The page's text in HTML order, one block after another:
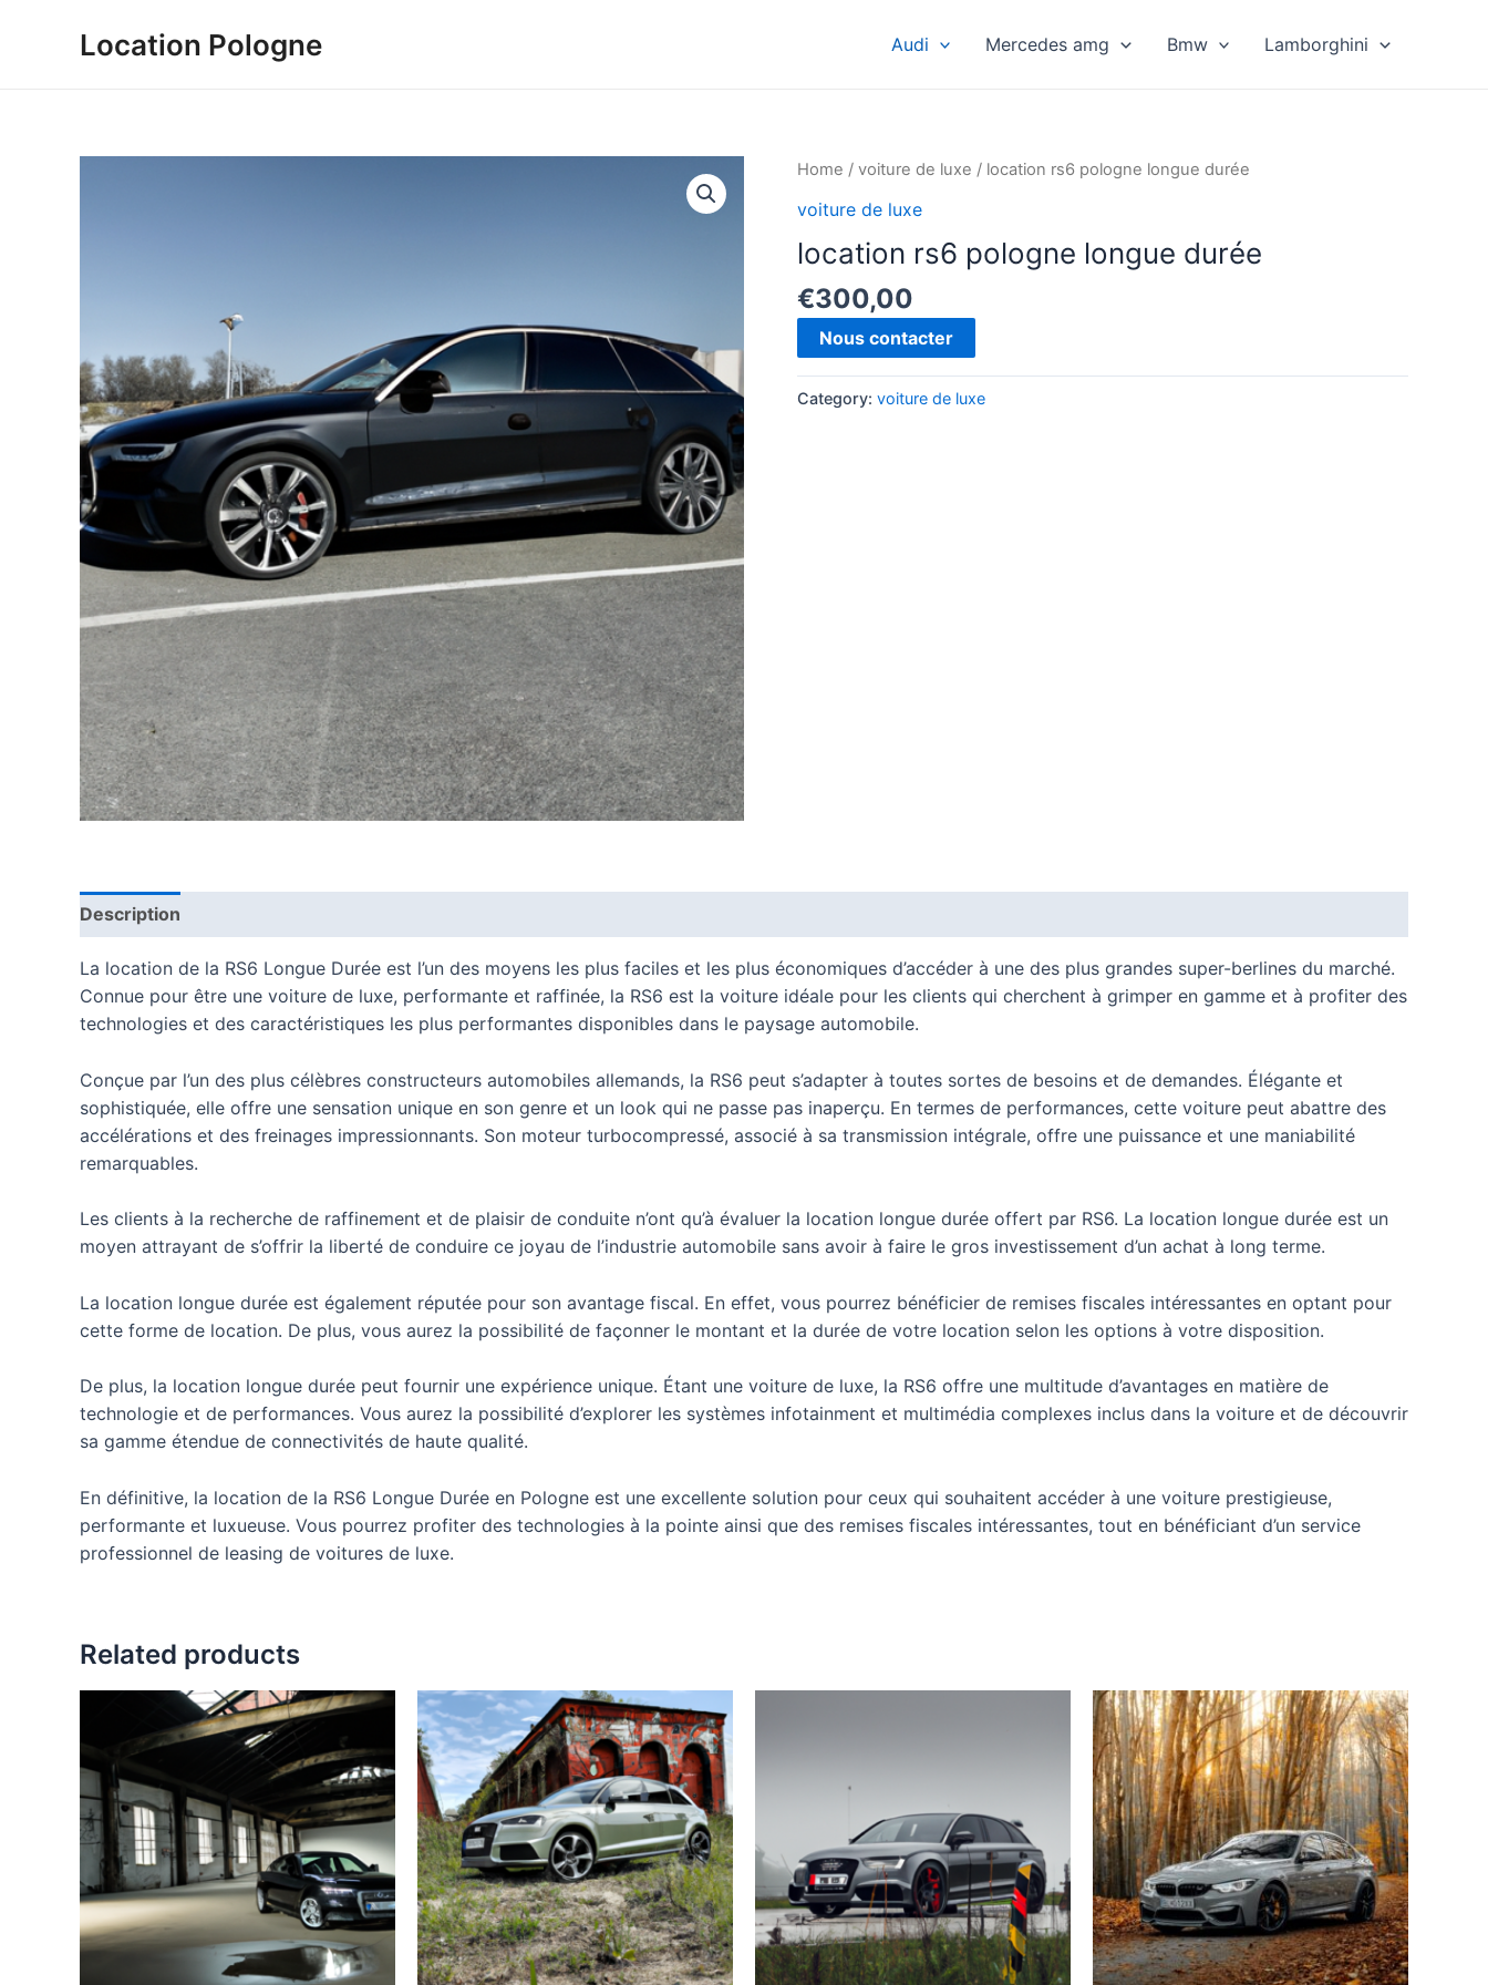
Location Pologne Audi Mercedes amg Bmw Lamborghini
Home / voiture de luxe / location rs6 pologne longue durée
voiture de luxe
location rs6 pologne longue durée
€300,00
Nous contacter
Category: voiture de luxe
Description
La location de la RS6 Longue Durée est l’un des moyens les plus faciles et les plus économiques d’accéder à une des plus grandes super-berlines du marché.
Connue pour être une voiture de luxe, performante et raffinée, la RS6 est la voiture idéale pour les clients qui cherchent à grimper en gamme et à profiter des
technologies et des caractéristiques les plus performantes disponibles dans le paysage automobile.
Conçue par l’un des plus célèbres constructeurs automobiles allemands, la RS6 peut s’adapter à toutes sortes de besoins et de demandes. Élégante et
sophistiquée, elle offre une sensation unique en son genre et un look qui ne passe pas inaperçu. En termes de performances, cette voiture peut abattre des
accélérations et des freinages impressionnants. Son moteur turbocompressé, associé à sa transmission intégrale, offre une puissance et une maniabilité
remarquables.
Les clients à la recherche de raffinement et de plaisir de conduite n’ont qu’à évaluer la location longue durée offert par RS6. La location longue durée est un
moyen attrayant de s’offrir la liberté de conduire ce joyau de l’industrie automobile sans avoir à faire le gros investissement d’un achat à long terme.
La location longue durée est également réputée pour son avantage fiscal. En effet, vous pourrez bénéficier de remises fiscales intéressantes en optant pour
cette forme de location. De plus, vous aurez la possibilité de façonner le montant et la durée de votre location selon les options à votre disposition.
De plus, la location longue durée peut fournir une expérience unique. Étant une voiture de luxe, la RS6 offre une multitude d’avantages en matière de
technologie et de performances. Vous aurez la possibilité d’explorer les systèmes infotainment et multimédia complexes inclus dans la voiture et de découvrir
sa gamme étendue de connectivités de haute qualité.
En définitive, la location de la RS6 Longue Durée en Pologne est une excellente solution pour ceux qui souhaitent accéder à une voiture prestigieuse,
performante et luxueuse. Vous pourrez profiter des technologies à la pointe ainsi que des remises fiscales intéressantes, tout en bénéficiant d’un service
professionnel de leasing de voitures de luxe.
Related products